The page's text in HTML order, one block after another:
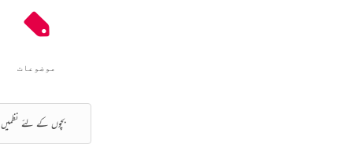
موضوعات
بچوں کے لئے نظمیں